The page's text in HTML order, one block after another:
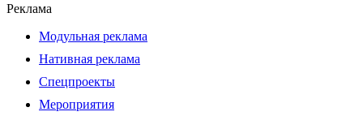
Реклама
Модульная реклама
Нативная реклама
Спецпроекты
Мероприятия